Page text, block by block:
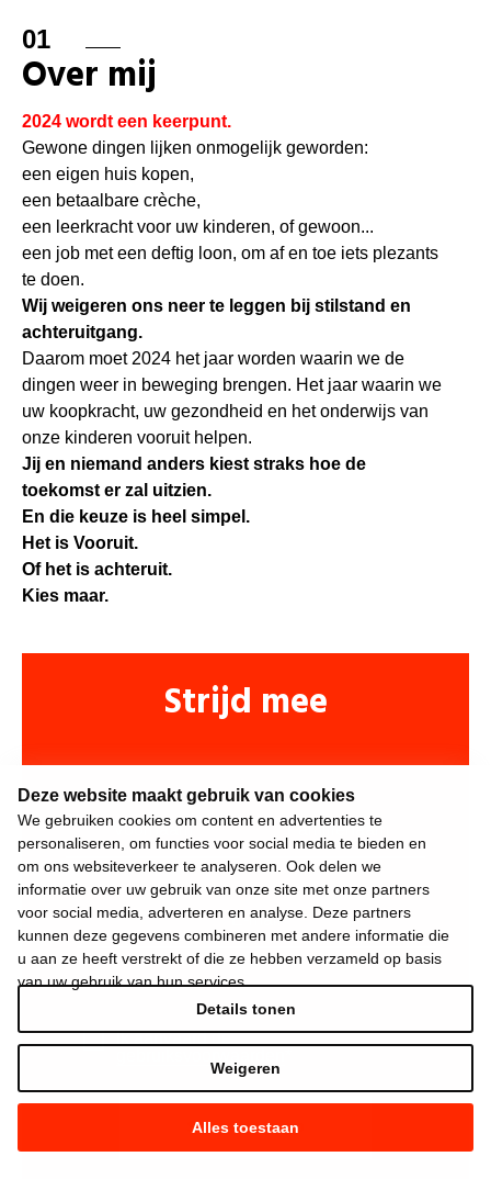
Deze website maakt gebruik van cookies
We gebruiken cookies om content en advertenties te
personaliseren, om functies voor social media te bieden en
om ons websiteverkeer te analyseren. Ook delen we
informatie over uw gebruik van onze site met onze partners
voor social media, adverteren en analyse. Deze partners
kunnen deze gegevens combineren met andere informatie die
u aan ze heeft verstrekt of die ze hebben verzameld op basis
van uw gebruik van hun services.
Alles toestaan
Weigeren
Details tonen
01
Over mij
2024 wordt een keerpunt.
Gewone dingen lijken onmogelijk geworden:
een eigen huis kopen,
een betaalbare crèche,
een leerkracht voor uw kinderen, of gewoon...
een job met een deftig loon, om af en toe iets plezants
te doen.
Wij weigeren ons neer te leggen bij stilstand en
achteruitgang.
Daarom moet 2024 het jaar worden waarin we de
dingen weer in beweging brengen. Het jaar waarin we
uw koopkracht, uw gezondheid en het onderwijs van
onze kinderen vooruit helpen.
Jij en niemand anders kiest straks hoe de
toekomst er zal uitzien.
En die keuze is heel simpel.
Het is Vooruit.
Of het is achteruit.
Kies maar.
Strijd mee
Ik aanvaard de